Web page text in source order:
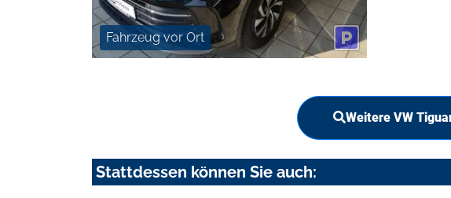
Fahrzeug vor Ort
Weitere VW
Stattdessen können Sie auch: